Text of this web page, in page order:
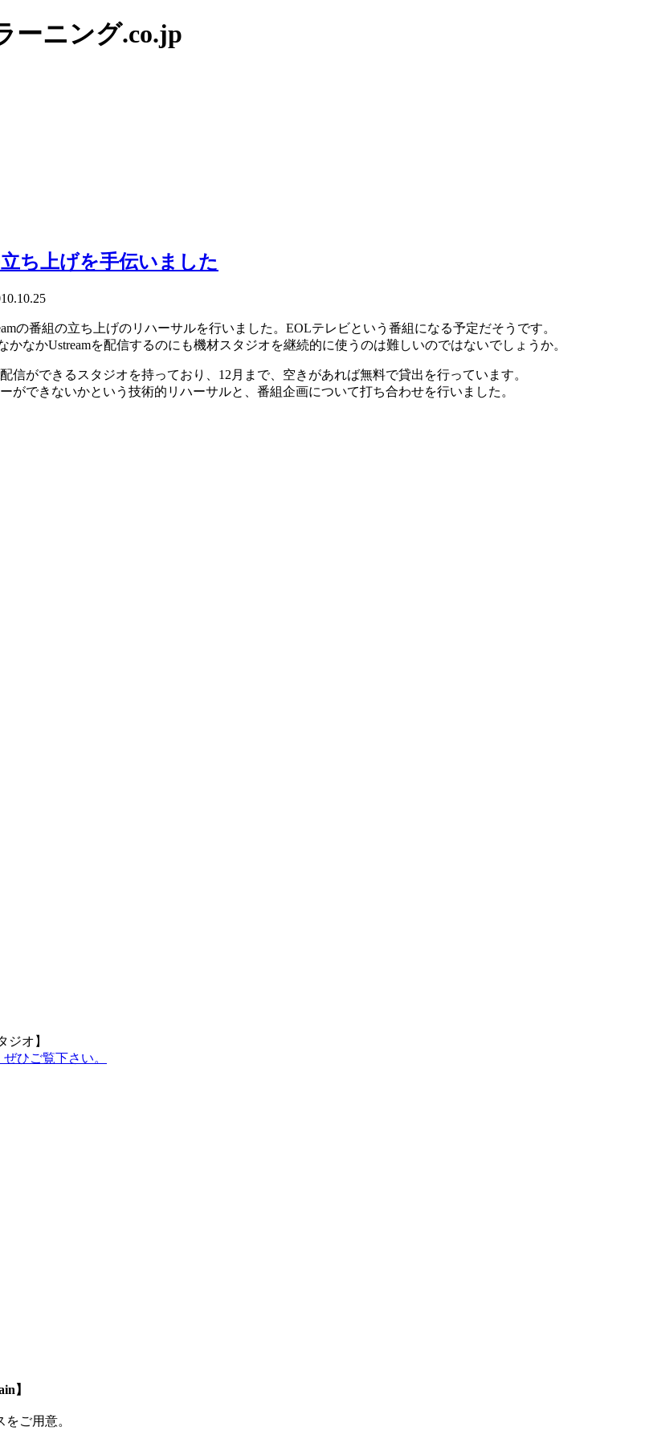
ーニング.co.jp
ち上げを手伝いました
の番組の立ち上げのリハーサルを行いました。EOLテレビという番組になる予定だそうです。
なかUstreamを配信するのにも機材スタジオを継続的に使うのは難しいのではないでしょうか。
信ができるスタジオを持っており、12月まで、空きがあれば無料で貸出を行っています。
できないかという技術的リハーサルと、番組企画について打ち合わせを行いました。
ジオ】
ひご覧下さい。
】
ご用意。